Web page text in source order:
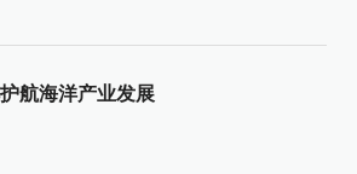
航海洋产业发展